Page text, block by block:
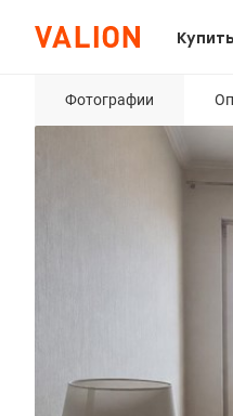
Фотографии